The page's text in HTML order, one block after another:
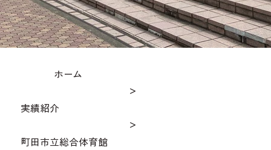
ホーム
＞
実績紹介
＞
町田市立総合体育館